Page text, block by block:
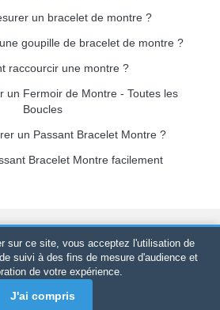
un bracelet de montre ?
goupille de bracelet de montre ?
raccourcir une montre ?
un Fermoir de Montre - Toutes les
Boucles
un Passant Bracelet Montre ?
Bracelet Montre facilement
© 2026Tous droits réservés-SIRET
Juridique : BP 20075 - 31121
Métropolitaine-Vente en ligne
uniquement
sur ce site, vous acceptez l'utilisation de
suivi à des fins de mesure d'audience et
de votre expérience.
J'ai compris